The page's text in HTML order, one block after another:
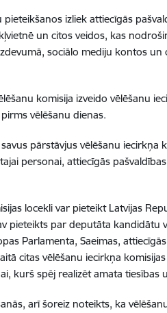
izliek attiecīgās
un citos veidos, kas
sociālo mediju kontos
komisija izveido vēlēšanu
vēlēšanu dienas.
pārstāvjus vēlēšanu
personai, attiecīgās
locekli var pieteikt Latvijas
pieteikts par deputāta
Parlamenta, Saeimas,
citas vēlēšanu iecirkņa
kurš spēj realizēt amata tiesības
arī šoreiz noteikts, ka